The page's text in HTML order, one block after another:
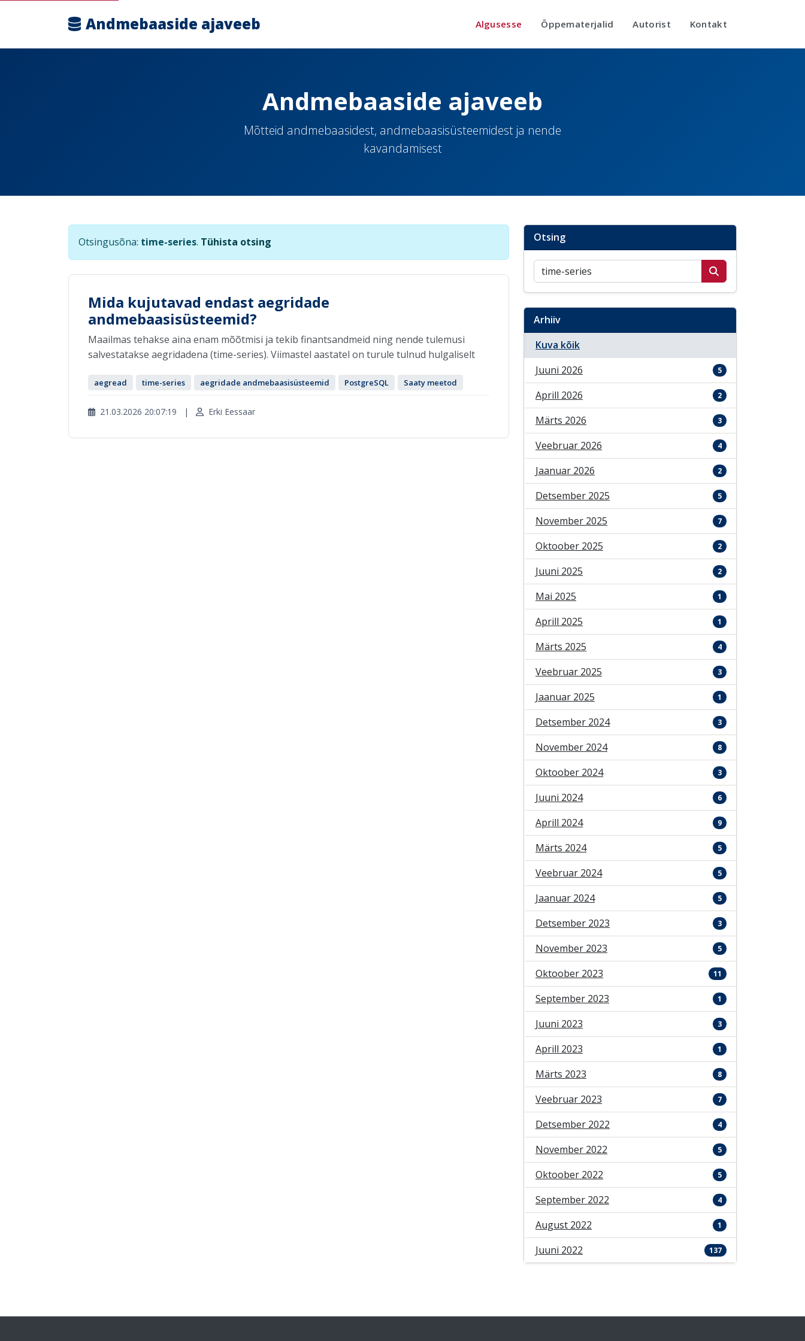
Andmebaaside ajaveeb Algusesse Õppematerjalid Autorist Kontakt
Andmebaaside ajaveeb
Mõtteid andmebaasidest, andmebaasisüsteemidest ja nende
kavandamisest
Otsingusõna: time-series. Tühista otsing
Mida kujutavad endast aegridade
andmebaasisüsteemid?
Maailmas tehakse aina enam mõõtmisi ja tekib finantsandmeid ning nende tulemusi
salvestatakse aegridadena (time-series). Viimastel aastatel on turule tulnud hulgaliselt
aegread time-series aegridade andmebaasisüsteemid PostgreSQL Saaty meetod
21.03.2026 20:07:19 | Erki Eessaar
Otsing
Otsi postitusi
Arhiiv
Kuva kõik
Juuni 2026
5
Aprill 2026 2
Märts 2026 3
Veebruar 2026 4
Jaanuar 2026 2
Detsember 2025 5
November 2025 7
Oktoober 2025 2
Juuni 2025 2
Mai 2025 1
Aprill 2025 1
Märts 2025 4
Veebruar 2025 3
Jaanuar 2025 1
Detsember 2024 3
November 2024 8
Oktoober 2024 3
Juuni 2024 6
Aprill 2024 9
Märts 2024 5
Veebruar 2024 5
Jaanuar 2024 5
Detsember 2023 3
November 2023 5
Oktoober 2023 11
September 2023 1
Juuni 2023 3
Aprill 2023 1
Märts 2023 8
Veebruar 2023 7
Detsember 2022 4
November 2022 5
Oktoober 2022 5
September 2022 4
August 2022 1
Juuni 2022 137